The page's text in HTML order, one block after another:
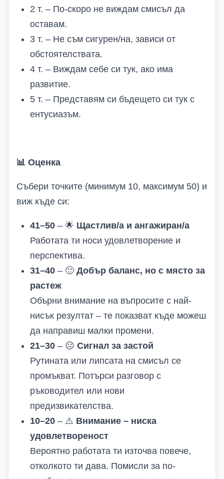
2 т. – По-скоро не виждам смисъл да
оставам.
3 т. – Не съм сигурен/на, зависи от
обстоятелствата.
4 т. – Виждам себе си тук, ако има
развитие.
5 т. – Представям си бъдещето си тук с
ентусиазъм.
📊 Оценка
Събери точките (минимум 10, максимум 50) и
виж къде си:
41–50 – 🌟 Щастлив/а и ангажиран/а
Работата ти носи удовлетворение и
перспектива.
31–40 – 🙂 Добър баланс, но с място за
растеж
Обърни внимание на въпросите с най-
нисък резултат – те показват къде можеш
да направиш малки промени.
21–30 – 😐 Сигнал за застой
Рутината или липсата на смисъл се
промъкват. Потърси разговор с
ръководител или нови
предизвикателства.
10–20 – ⚠️ Внимание – ниска
удовлетвореност
Вероятно работата ти източва повече,
отколкото ти дава. Помисли за по-